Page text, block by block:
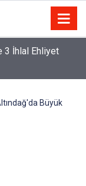
3 İhlal Ehliyet
Büyük